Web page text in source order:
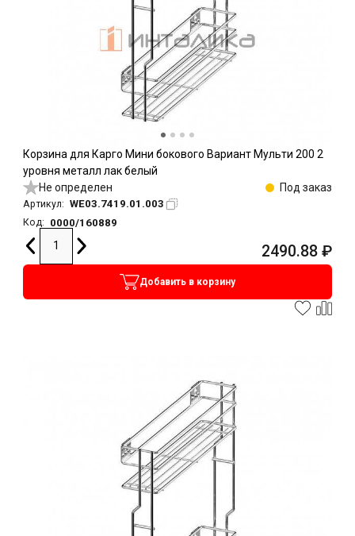
Корзина для Карго Мини бокового Вариант Мульти 200 2
уровня металл лак белый
Не определен
Под заказ
Артикул: WE03.7419.01.003
Код: 0000/160889
2490.88 ₽
Добавить в корзину